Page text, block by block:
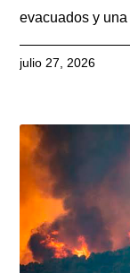
evacuados y
julio 27, 2026